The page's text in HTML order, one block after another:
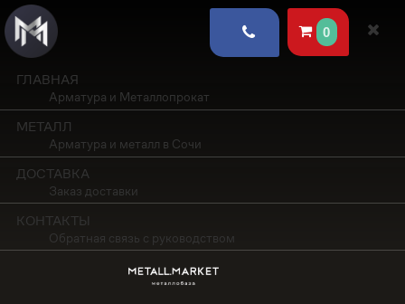
0
ГЛАВНАЯ
Арматура и Металлопрокат
МЕТАЛЛ
Арматура и металл в Сочи
ДОСТАВКА
Заказ доставки
КОНТАКТЫ
Обратная связь с руководством